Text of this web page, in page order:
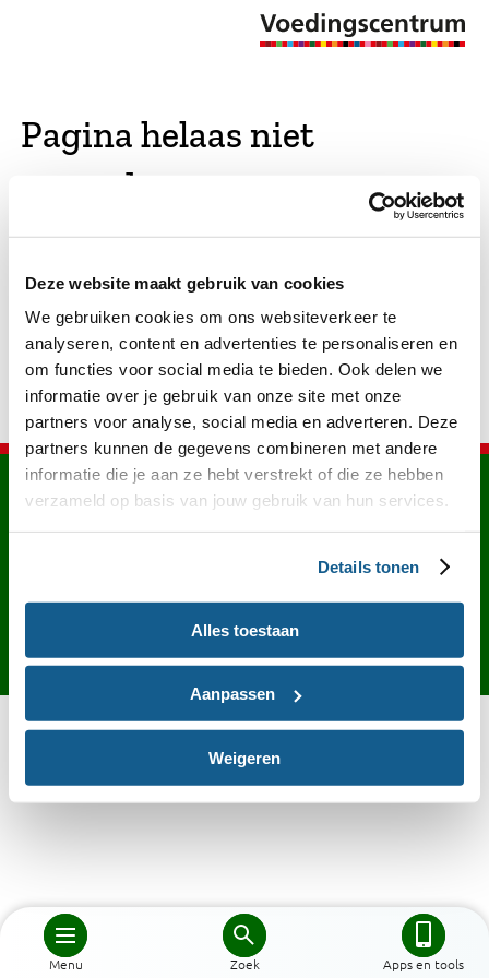
Deze website maakt gebruik van cookies
We gebruiken cookies om ons websiteverkeer te
analyseren, content en advertenties te personaliseren en
om functies voor social media te bieden. Ook delen we
informatie over je gebruik van onze site met onze
partners voor analyse, social media en adverteren. Deze
partners kunnen de gegevens combineren met andere
informatie die je aan ze hebt verstrekt of die ze hebben
verzameld op basis van jouw gebruik van hun services.
Details tonen
Alles toestaan
Aanpassen
Weigeren
Menu Zoek Apps en tools
Pagina helaas niet
gevonden
hebben gekeken of er vergelijkbare pagina's
bestaan. Als dat zo is, dan zie je die hier.
Contact English Privacy
Cookies
Toegankelijkheid
Desktop site